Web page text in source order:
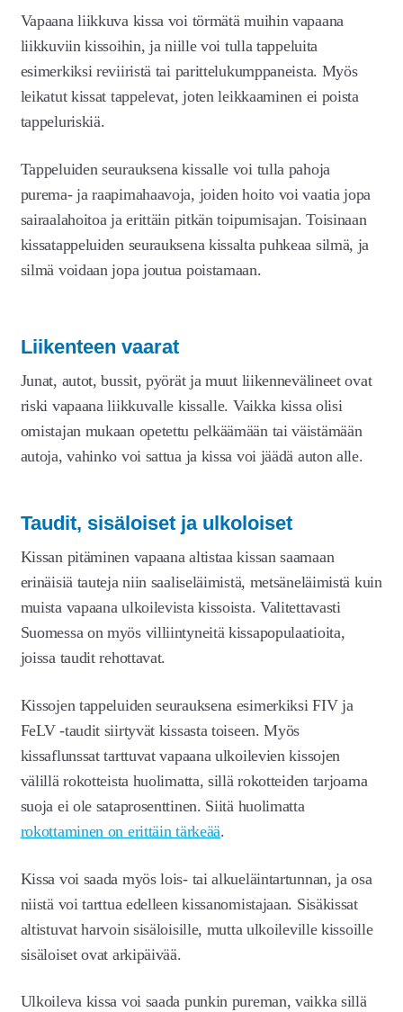
Vapaana liikkuva kissa voi törmätä muihin vapaana
liikkuviin kissoihin, ja niille voi tulla tappeluita
esimerkiksi reviiristä tai parittelukumppaneista. Myös
leikatut kissat tappelevat, joten leikkaaminen ei poista
tappeluriskiä.
Tappeluiden seurauksena kissalle voi tulla pahoja
purema- ja raapimahaavoja, joiden hoito voi vaatia jopa
sairaalahoitoa ja erittäin pitkän toipumisajan. Toisinaan
kissatappeluiden seurauksena kissalta puhkeaa silmä, ja
silmä voidaan jopa joutua poistamaan.
Liikenteen vaarat
Junat, autot, bussit, pyörät ja muut liikennevälineet ovat
riski vapaana liikkuvalle kissalle. Vaikka kissa olisi
omistajan mukaan opetettu pelkäämään tai väistämään
autoja, vahinko voi sattua ja kissa voi jäädä auton alle.
Taudit, sisäloiset ja ulkoloiset
Kissan pitäminen vapaana altistaa kissan saamaan
erinäisiä tauteja niin saaliseläimistä, metsäneläimistä kuin
muista vapaana ulkoilevista kissoista. Valitettavasti
Suomessa on myös villiintyneitä kissapopulaatioita,
joissa taudit rehottavat.
Kissojen tappeluiden seurauksena esimerkiksi FIV ja
FeLV -taudit siirtyvät kissasta toiseen. Myös
kissaflunssat tarttuvat vapaana ulkoilevien kissojen
välillä rokotteista huolimatta, sillä rokotteiden tarjoama
suoja ei ole sataprosenttinen. Siitä huolimatta
rokottaminen on erittäin tärkeää.
Kissa voi saada myös lois- tai alkueläintartunnan, ja osa
niistä voi tarttua edelleen kissanomistajaan. Sisäkissat
altistuvat harvoin sisäloisille, mutta ulkoileville kissoille
sisäloiset ovat arkipäivää.
Ulkoileva kissa voi saada punkin pureman, vaikka sillä